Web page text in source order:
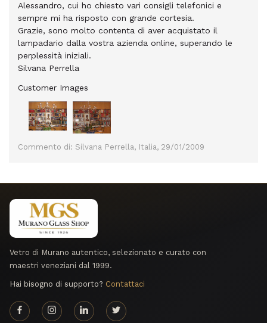
Alessandro, cui ho chiesto vari consigli telefonici e
sempre mi ha risposto con grande cortesia.
Grazie, sono molto contenta di aver acquistato il
lampadario dalla vostra azienda online, superando le
perplessità iniziali.
Silvana Perrella
Customer Images
Commento di: Silvana Perrella, Italia, 29/01/2009
Vetro di Murano autentico, selezionato e curato con
maestri veneziani dal 1999.
Hai bisogno di supporto? Contattaci